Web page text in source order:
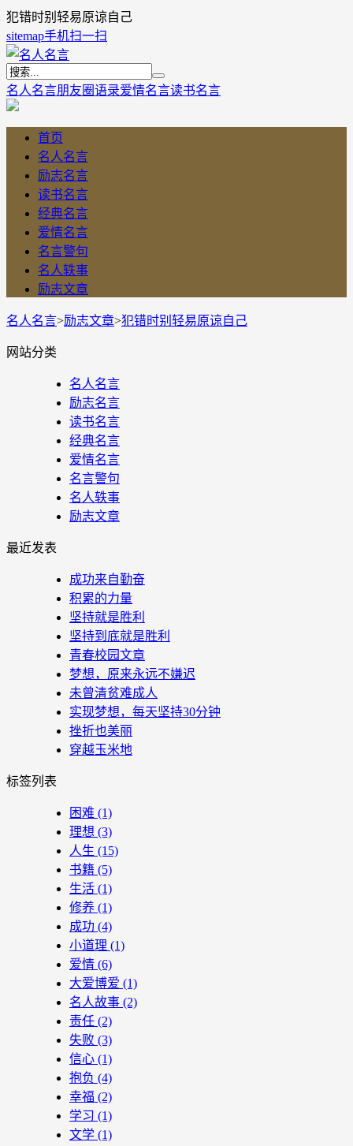
犯错时别轻易原谅自己
sitemap手机扫一扫
名人名言朋友圈语录爱情名言读书名言
首页
名人名言
励志名言
读书名言
经典名言
爱情名言
名言警句
名人轶事
励志文章
名人名言>励志文章>犯错时别轻易原谅自己
网站分类
名人名言
励志名言
读书名言
经典名言
爱情名言
名言警句
名人轶事
励志文章
最近发表
成功来自勤奋
积累的力量
坚持就是胜利
坚持到底就是胜利
青春校园文章
梦想，原来永远不嫌迟
未曾清贫难成人
实现梦想，每天坚持30分钟
挫折也美丽
穿越玉米地
标签列表
困难 (1)
理想 (3)
人生 (15)
书籍 (5)
生活 (1)
修养 (1)
成功 (4)
小道理 (1)
爱情 (6)
大爱博爱 (1)
名人故事 (2)
责任 (2)
失败 (3)
信心 (1)
抱负 (4)
幸福 (2)
学习 (1)
文学 (1)